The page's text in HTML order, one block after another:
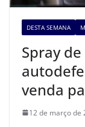
DESTA SEMANA
Spray
venda
12 de março de